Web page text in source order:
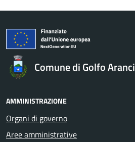
Comune di Golfo Aranci
AMMINISTRAZIONE
Organi di governo
Aree amministrative